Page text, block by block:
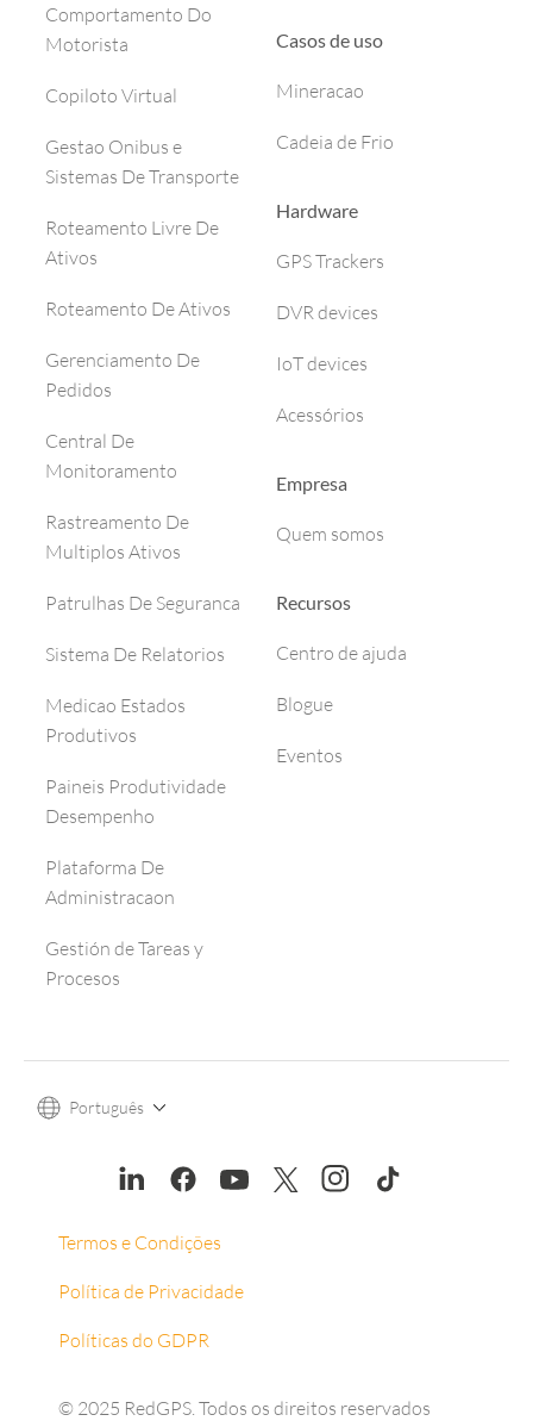
Comportamento Do
Motorista
Copiloto Virtual
Gestao Onibus e
Sistemas De Transporte
Roteamento Livre De
Ativos
Roteamento De Ativos
Gerenciamento De
Pedidos
Central De
Monitoramento
Rastreamento De
Multiplos Ativos
Patrulhas De Seguranca
Sistema De Relatorios
Medicao Estados
Produtivos
Paineis Produtividade
Desempenho
Plataforma De
Administracaon
Gestión de Tareas y
Procesos
Casos de uso
Mineracao
Cadeia de Frio
Hardware
GPS Trackers
DVR devices
IoT devices
Acessórios
Empresa
Quem somos
Recursos
Centro de ajuda
Blogue
Eventos
Português
Termos e Condições
Política de Privacidade
Políticas do GDPR
© 2025 RedGPS. Todos os direitos reservados